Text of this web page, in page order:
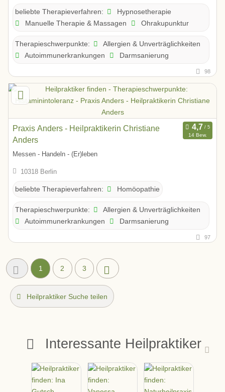
beliebte Therapieverfahren:
Hypnosetherapie
Manuelle Therapie & Massagen
Ohrakupunktur
Therapieschwerpunkte:
Allergien & Unverträglichkeiten
Autoimmunerkrankungen
Darmsanierung
98
Praxis Anders - Heilpraktikerin Christiane
Anders
14 Bew.
Messen - Handeln - (Er)leben
10318 Berlin
beliebte Therapieverfahren: Homöopathie
Therapieschwerpunkte:
Allergien & Unverträglichkeiten
Autoimmunerkrankungen
Darmsanierung
97
1 2 3
Heilpraktiker Suche teilen
Interessante Heilpraktiker